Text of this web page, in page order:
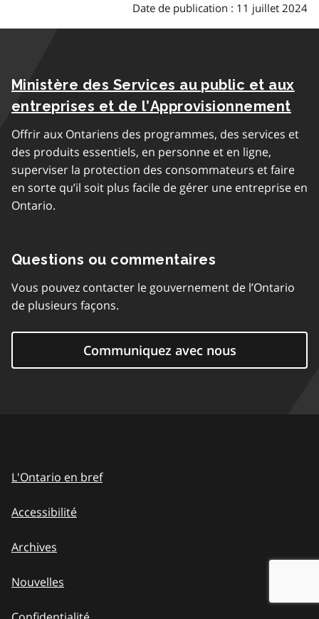
Date de publication : 11 juillet 2024
Ministère des Services au public et aux
entreprises et de l’Approvisionnement
Offrir aux Ontariens des programmes, des services et
des produits essentiels, en personne et en ligne,
superviser la protection des consommateurs et faire
en sorte qu’il soit plus facile de gérer une entreprise en
Ontario.
Questions ou commentaires
Vous pouvez contacter le gouvernement de l’Ontario
de plusieurs façons.
Communiquez avec nous
L'Ontario en bref
Accessibilité
Archives
Nouvelles